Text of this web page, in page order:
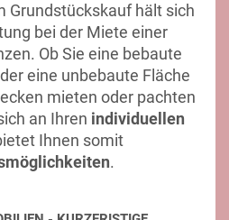
Grundstückskauf hält sich
bei der Miete einer
Ob Sie eine bebaute
eine unbebaute Fläche
mieten oder pachten
an Ihren individuellen
Ihnen somit
.